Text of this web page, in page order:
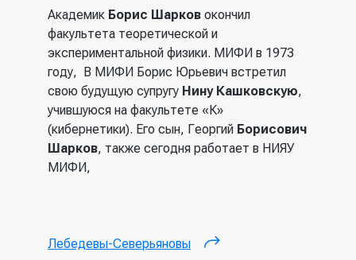
Академик Борис Шарков окончил
факультета теоретической и
экспериментальной физики. МИФИ в 1973
году, В МИФИ Борис Юрьевич встретил
свою будущую супругу Нину Кашковскую,
учившуюся на факультете «К»
(кибернетики). Его сын, Георгий Борисович
Шарков, также сегодня работает в НИЯУ
МИФИ,
Лебедевы-Северьяновы (внешняя ссылка)